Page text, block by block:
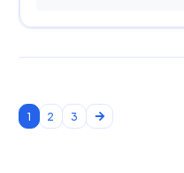
1 2 3